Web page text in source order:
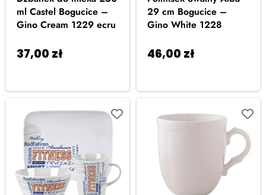
ml Castel Bogucice –
Gino Cream 1229 ecru
37,00 zł
29 cm Bogucice –
Gino White 1228
46,00 zł